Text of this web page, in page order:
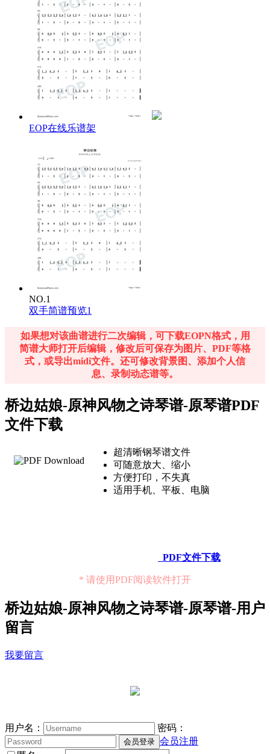
EOP在线乐谱架
NO.1
双手简谱预览1
如果想对该曲谱进行二次编辑，可下载EOPN格式，用
简谱大师打开后编辑，修改后可保存为图片、PDF等格
式，或导出midi文件。还可修改背景图、添加个人信
息、录制动态谱等。
桥边姑娘-原神风物之诗琴谱-原琴谱PDF
文件下载
超清晰钢琴谱文件
可随意放大、缩小
方便打印，不失真
适用手机、平板、电脑
PDF文件下载
* 请使用PDF阅读软件打开
桥边姑娘-原神风物之诗琴谱-原琴谱-用户
留言
我要留言
用户名：
密码：
会员注册